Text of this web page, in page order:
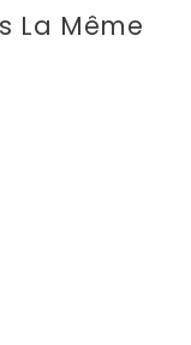
La Même